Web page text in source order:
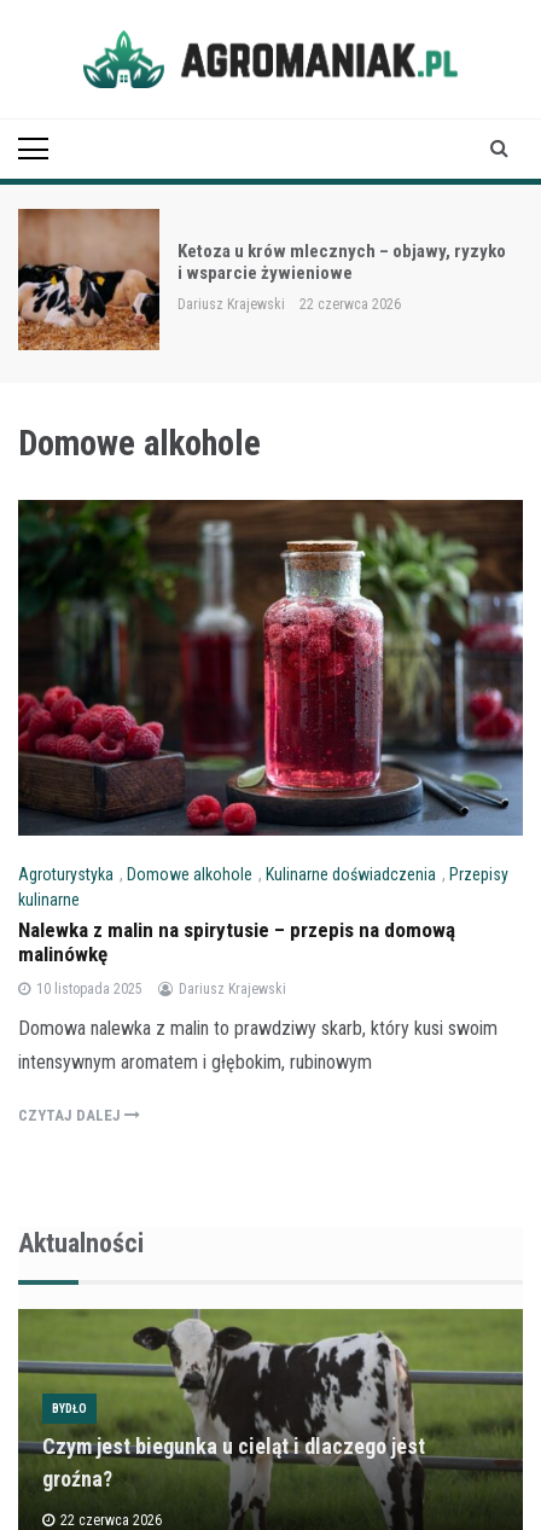
Ketoza u krów mlecznych – objawy, ryzyko
i wsparcie żywieniowe
Dariusz Krajewski 22 czerwca 2026
Domowe alkohole
Agroturystyka , Domowe alkohole , Kulinarne doświadczenia , Przepisy
kulinarne
Nalewka z malin na spirytusie – przepis na domową
malinówkę
10 listopada 2025 Dariusz Krajewski
Domowa nalewka z malin to prawdziwy skarb, który kusi swoim
intensywnym aromatem i głębokim, rubinowym
CZYTAJ DALEJ
Aktualności
BYDŁO
Czym jest biegunka u cieląt i dlaczego jest
groźna?
22 czerwca 2026